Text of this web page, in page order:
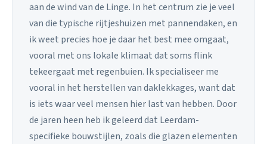
aan de wind van de Linge. In het centrum zie je veel
van die typische rijtjeshuizen met pannendaken, en
ik weet precies hoe je daar het best mee omgaat,
vooral met ons lokale klimaat dat soms flink
tekeergaat met regenbuien. Ik specialiseer me
vooral in het herstellen van daklekkages, want dat
is iets waar veel mensen hier last van hebben. Door
de jaren heen heb ik geleerd dat Leerdam-
specifieke bouwstijlen, zoals die glazen elementen